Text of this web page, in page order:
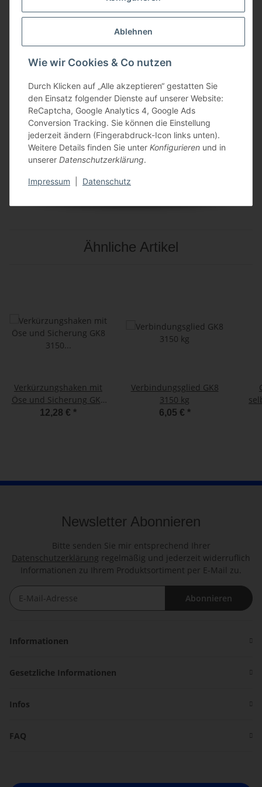
Ablehnen
Wie wir Cookies & Co nutzen
Durch Klicken auf „Alle akzeptieren“ gestatten Sie
den Einsatz folgender Dienste auf unserer Website:
ReCaptcha, Google Analytics 4, Google Ads
Conversion Tracking. Sie können die Einstellung
jederzeit ändern (Fingerabdruck-Icon links unten).
Weitere Details finden Sie unter Konfigurieren und in
unserer Datenschutzerklärung.
Impressum Datenschutz
Inhalt: 1,00 stueck
Herstellerinformationen:
Baumgart heben und sichern GmbH
Von-Gallitzin-Str. 4
Nordrhein-Westfalen
Ochtrup, Deutschland, 48607
mail@heben-sichern.de
https://www.heben-sichern-shop.de
Ähnliche Artikel
Verkürzungshaken mit
Öse und Sicherung GK8
3150 kg mit H-Stempel
12,28 € *
Verbindungsglied GK8
3150 kg
6,05 € *
Newsletter Abonnieren
Bitte senden Sie mir entsprechend Ihrer
Datenschutzerklärung regelmäßig und jederzeit widerruflich
Informationen zu Ihrem Produktsortiment per E-Mail zu.
Abonnieren
Informationen
Gesetzliche Informationen
Infos
FAQ